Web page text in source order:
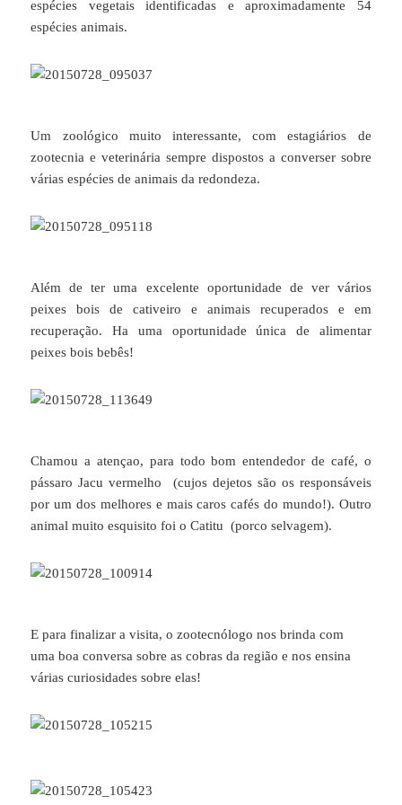
espécies vegetais identificadas e aproximadamente 54
espécies animais.
Um zoológico muito interessante, com estagiários de
zootecnia e veterinária sempre dispostos a converser sobre
várias espécies de animais da redondeza.
Além de ter uma excelente oportunidade de ver vários
peixes bois de cativeiro e animais recuperados e em
recuperação. Ha uma oportunidade única de alimentar
peixes bois bebês!
Chamou a atençao, para todo bom entendedor de café, o
pássaro Jacu vermelho (cujos dejetos são os responsáveis
por um dos melhores e mais caros cafés do mundo!). Outro
animal muito esquisito foi o Catitu (porco selvagem).
E para finalizar a visita, o zootecnólogo nos brinda com
uma boa conversa sobre as cobras da região e nos ensina
várias curiosidades sobre elas!